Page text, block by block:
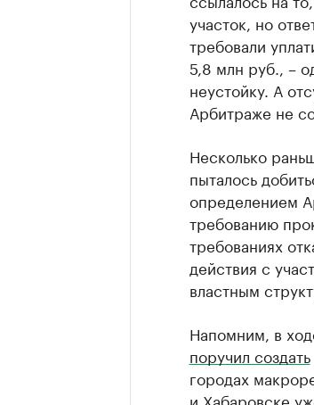
участок, но
требовали
5,8 млн руб., –
неустойку. А
Арбитраже не
Несколько
пыталось
определением
требованию
требованиях
действия с
властным
Напомним, в
поручил создать
городах
и Хабаровске